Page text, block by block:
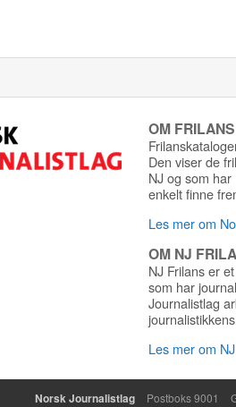
OM
Den viser de
NJ og som
enkelt finne
Les mer om
OM NJ
NJ Frilans er
som har
Journalistlag
Les mer om
Norsk Journalistlag Postboks 9001